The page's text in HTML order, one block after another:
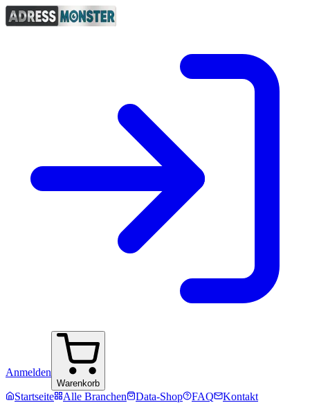
Anmelden
Warenkorb
Startseite Alle Branchen Data-Shop FAQ
Kontakt